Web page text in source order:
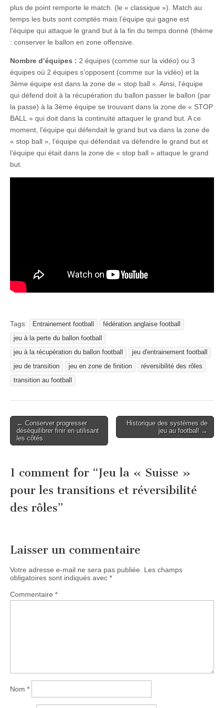
plus de point remporte le match. (le « classique »). Match au
temps les buts sont comptés mais l’équipe qui gagne est
l’équipe qui attaque le grand but à la fin du temps donné (thème
: conserver le ballon en zone offensive.
Nombre d’équipes : 2 équipes (comme sur la vidéo) ou 3
équipes où 2 équipes s’opposent (comme sur la vidéo) et la
3ème équipe est dans la zone de « stop ball ». Ainsi, l’équipe
qui défend doit à la récupération du ballon passer le ballon (par
la passe) à la 3ème équipe se trouvant dans la zone de « STOP
BALL » qui doit dans la continuité attaquer le grand but. A ce
moment, l’équipe qui défendait le grand but va dans la zone de
« stop ball », l’équipe qui défendait va défendre le grand but et
l’équipe qui était dans la zone de « stop ball » attaque le grand
but.
Tags: Entrainement football
fédération anglaise football
jeu à la perte du ballon football
jeu à la récupération du ballon football
jeu d'entrainement football
jeu de transition
jeu en zone de finition
réversibilité des rôles
transition au football
Post
navigation
← Conserver progresser
déséquilibrer finir en utilisant
les côtés.
Historique des systèmes de
jeu au football →
1 comment for “Jeu la « Suisse »
pour les transitions et réversibilité
des rôles”
Laisser un commentaire
Votre adresse e-mail ne sera pas publiée.
Les champs
obligatoires sont indiqués avec *
Commentaire *
Nom *